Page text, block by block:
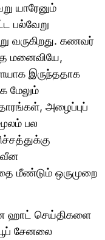
யாரேனும்
பல்வேறு
வருகிறது. கணவர்
மனைவியே,
இருந்ததாக
மேலும்
அழைப்புப்
பல
மீண்டும் ஒருமுறை
ஹாட் செய்திகளை
சேனலை